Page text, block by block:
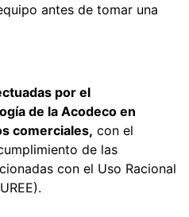
antes de tomar una
por el
de la Acodeco en
comerciales, con el
de las
con el Uso Racional